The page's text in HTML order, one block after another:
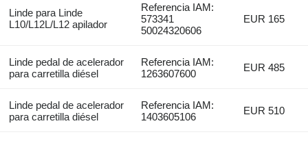
Linde para Linde
L10/L12L/L12 apilador
Referencia IAM:
573341
50024320606
EUR 165
Linde pedal de acelerador
para carretilla diésel
Referencia IAM:
1263607600
EUR 485
Linde pedal de acelerador
para carretilla diésel
Referencia IAM:
1403605106
EUR 510